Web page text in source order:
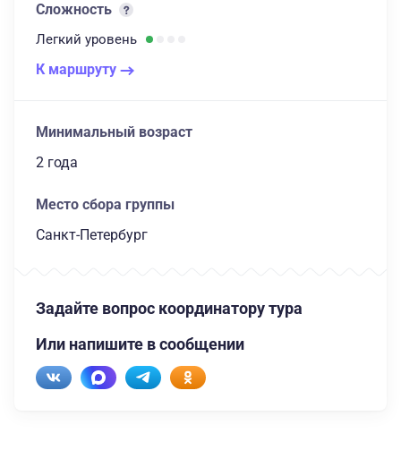
Сложность
Легкий уровень
К маршруту
Минимальный возраст
2 года
Место сбора группы
Санкт-Петербург
Задайте вопрос координатору тура
Или напишите в сообщении